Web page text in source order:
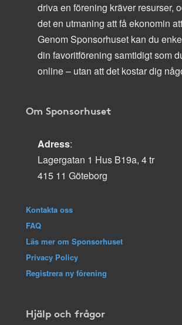
driva en förening kräver resurser,
det en utmaning att få ekonomin
Genom Sponsorhuset kan du
din favoritförening samtidigt som
online – utan att det kostar dig
Om Sponsorhuset
Adress:
Lagergatan 1 Hus B19a, 4 tr
415 11 Göteborg
Kontakta oss
FAQ
Läs mer om Sponsorhuset
Privacy Policy
Registrera ny förening
Hjälp och frågor